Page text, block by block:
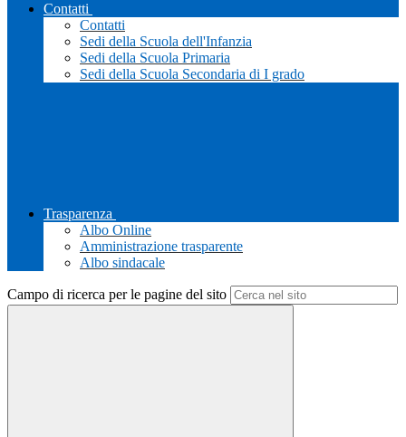
Contatti
Contatti
Sedi della Scuola dell'Infanzia
Sedi della Scuola Primaria
Sedi della Scuola Secondaria di I grado
Trasparenza
Albo Online
Amministrazione trasparente
Albo sindacale
Campo di ricerca per le pagine del sito